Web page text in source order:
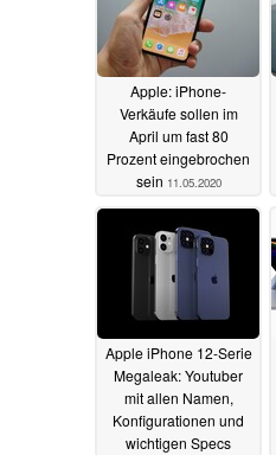
Apple: iPhone-
Verkäufe sollen im
April um fast 80
Prozent eingebrochen
sein 11.05.2020
Apple iPhone 12-Serie
Megaleak: Youtuber
mit allen Namen,
Konfigurationen und
wichtigen Specs